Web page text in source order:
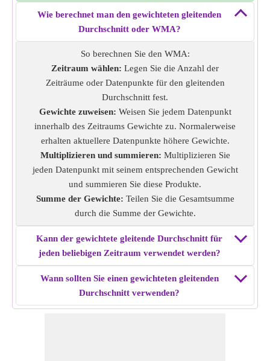
Gewichtung: 1, 2, 3, 4, 1
Zahl von aufeinanderfolgenden Punkten bis zum
Gewichteter Durchschnitt: 75°F, 77°F
Beispiel 3: Gewichteter gleitender Durchschnitt der
monatlichen Ausgaben
Daten: Januar: $200, Februar: $220, März: $240, April: $260,
Mai: $280
Gewichtung: 2, 3, 1, 4, 5
Anzahl von aufeinanderfolgenden Punkten bis zum
Durchschnitt: 3
Gewichteter Durchschnitt: $216.66, $242.5, $268
Beispiel 4: Gewichteter gleitender Durchschnitt der
täglichen Verkäufe
Daten: $100, $120, $90, $110, $130, $120, $125
Gewichtung: 2, 3, 1, 4, 5, 3, 1
Zahl von aufeinanderfolgenden Punkten bis zum
Durchschnitt: 5
Beispiel 5: Gewichteter gleitender Durchschnitt der
täglichen Schritte
Wie berechnet man den gewichteten gleitenden
Durchschnitt oder WMA?
So berechnen Sie den WMA:
Zeitraum wählen: Legen Sie die Anzahl der
Zeiträume oder Datenpunkte für den gleitenden
Durchschnitt fest.
Gewichte zuweisen: Weisen Sie jedem Datenpunkt
innerhalb des Zeitraums Gewichte zu. Normalerweise
erhalten aktuellere Datenpunkte höhere Gewichte.
Multiplizieren und summieren: Multiplizieren Sie
jeden Datenpunkt mit seinem entsprechenden Gewicht
und summieren Sie diese Produkte.
Summe der Gewichte: Teilen Sie die Gesamtsumme
durch die Summe der Gewichte.
Kann der gewichtete gleitende Durchschnitt für
jeden beliebigen Zeitraum verwendet werden?
Wann sollten Sie einen gewichteten gleitenden
Durchschnitt verwenden?